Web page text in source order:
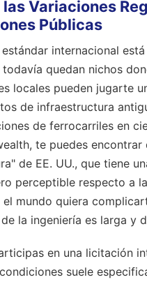
Variaciones
Públicas
estándar internacional
quedan nichos
locales pueden jugarte
de infraestructura
de ferrocarriles en
te puedes encontrar
de EE. UU., que tiene
perceptible respecto a
el mundo quiera
la ingeniería es larga y
en una licitación
suele